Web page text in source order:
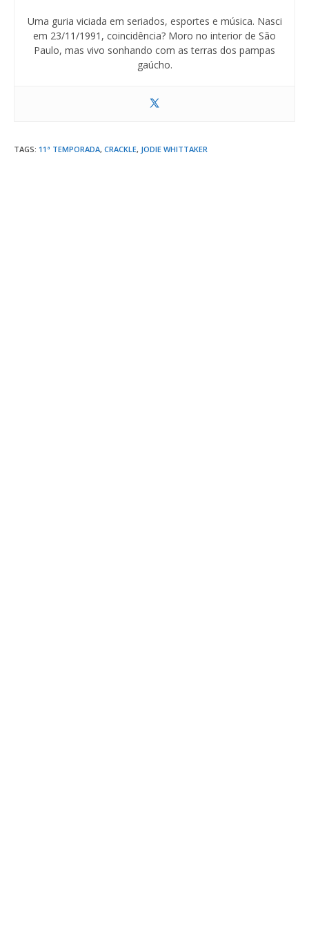
Uma guria viciada em seriados, esportes e música. Nasci
em 23/11/1991, coincidência? Moro no interior de São
Paulo, mas vivo sonhando com as terras dos pampas
gaúcho.
TAGS: 11ª TEMPORADA, CRACKLE, JODIE WHITTAKER